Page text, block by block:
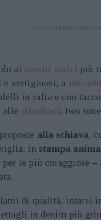
ai vestiti estivi più
e vertiginosi, a
in rafia e con
alle slingback two
alla schiava,
in stampa
le più coraggiose –
di qualità, intarsi
in denim più